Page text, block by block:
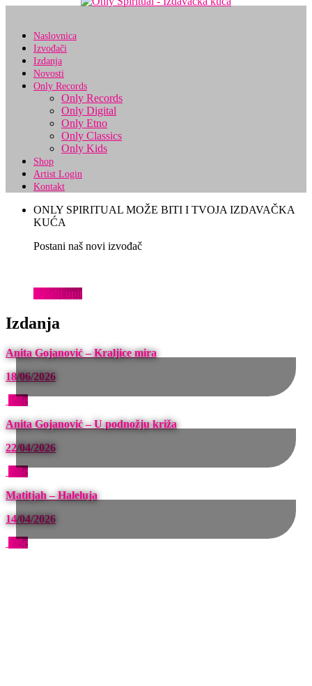
Naslovnica
Izvođači
Izdanja
Novosti
Only Records
Only Records
Only Digital
Only Etno
Only Classics
Only Kids
Shop
Artist Login
Kontakt
ONLY SPIRITUAL MOŽE BITI I TVOJA IZDAVAČKA
KUĆA
Postani naš novi izvođač
Pošalji upit
Izdanja
Anita Gojanović – Kraljice mira
18/06/2026
Više
Anita Gojanović – U podnožju križa
22/04/2026
Više
Matitjah – Haleluja
14/04/2026
Više